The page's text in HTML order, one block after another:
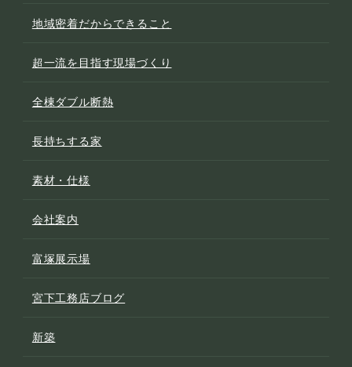
地域密着だからできること
超一流を目指す現場づくり
全棟ダブル断熱
長持ちする家
素材・仕様
会社案内
富塚展示場
宮下工務店ブログ
新築